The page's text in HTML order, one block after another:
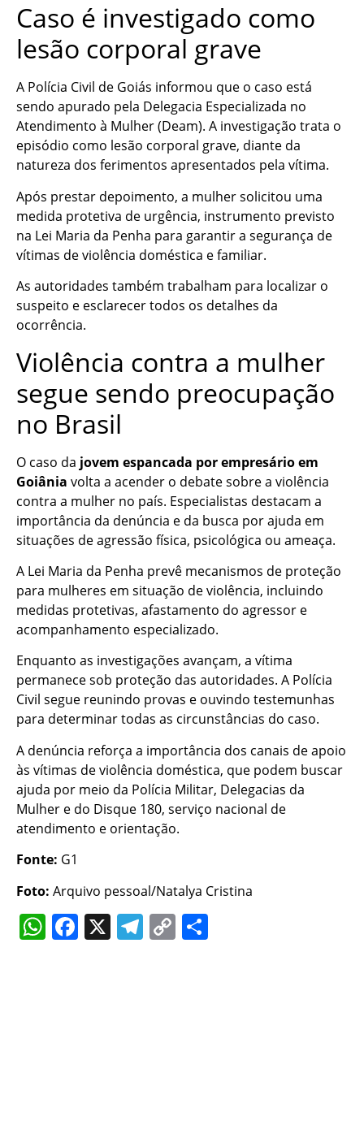
Caso é investigado como
lesão corporal grave
A Polícia Civil de Goiás informou que o caso está
sendo apurado pela Delegacia Especializada no
Atendimento à Mulher (Deam). A investigação trata o
episódio como lesão corporal grave, diante da
natureza dos ferimentos apresentados pela vítima.
Após prestar depoimento, a mulher solicitou uma
medida protetiva de urgência, instrumento previsto
na Lei Maria da Penha para garantir a segurança de
vítimas de violência doméstica e familiar.
As autoridades também trabalham para localizar o
suspeito e esclarecer todos os detalhes da
ocorrência.
Violência contra a mulher
segue sendo preocupação
no Brasil
O caso da jovem espancada por empresário em
Goiânia volta a acender o debate sobre a violência
contra a mulher no país. Especialistas destacam a
importância da denúncia e da busca por ajuda em
situações de agressão física, psicológica ou ameaça.
A Lei Maria da Penha prevê mecanismos de proteção
para mulheres em situação de violência, incluindo
medidas protetivas, afastamento do agressor e
acompanhamento especializado.
Enquanto as investigações avançam, a vítima
permanece sob proteção das autoridades. A Polícia
Civil segue reunindo provas e ouvindo testemunhas
para determinar todas as circunstâncias do caso.
A denúncia reforça a importância dos canais de apoio
às vítimas de violência doméstica, que podem buscar
ajuda por meio da Polícia Militar, Delegacias da
Mulher e do Disque 180, serviço nacional de
atendimento e orientação.
Fonte: G1
Foto: Arquivo pessoal/Natalya Cristina
WhatsApp
Facebook
X Telegram
Copy